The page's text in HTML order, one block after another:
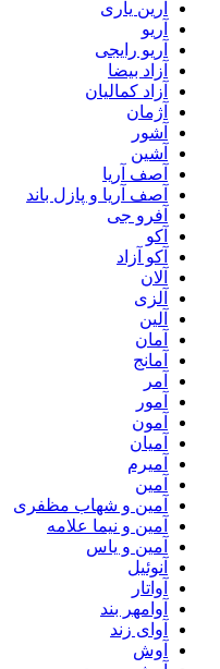
آرین یاری
آریو
آریو رایجی
آزاد بیضا
آزاد کمالیان
آژمان
آشور
آشین
آصف آریا
آصف آریا و پازل باند
آفرو جی
آکو
آکو آزاد
آلان
آلزی
آلین
آمان
آمانج
آمر
آمور
آمون
آمیان
آمیرم
آمین
آمین و شهاب مظفری
آمین و نیما علامه
آمین و یاس
آنوئیل
آواتار
آوامهر بند
آوای زند
آوش